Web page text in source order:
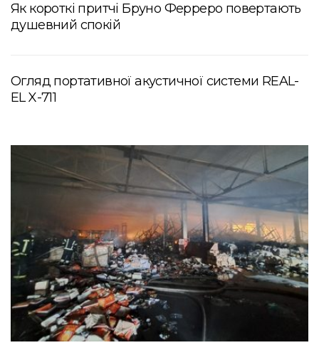
Як короткі притчі Бруно Ферреро повертають
душевний спокій
Огляд портативної акустичної системи REAL-
EL X-711